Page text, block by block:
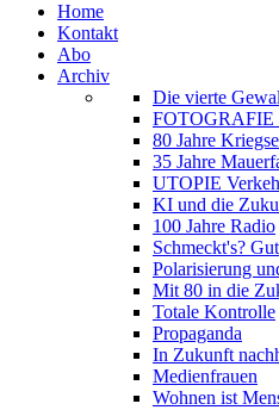
Home
Kontakt
Abo
Archiv
Die vierte
FOTOGRAFIE
80 Jahre
35 Jahre
UTOPIE
KI und die
100 Jahre Radio
Schmeckt's?
Polarisierung
Mit 80 in die
Totale Kontrolle
Propaganda
In Zukunft
Medienfrauen
Wohnen ist